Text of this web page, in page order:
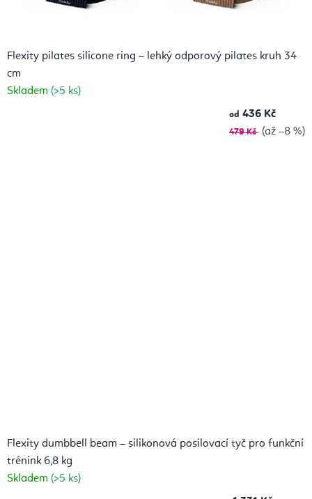
Flexity pilates silicone ring – lehký odporový pilates kruh 34
cm
Skladem (>5 ks)
od 436 Kč
479 Kč (až –8 %)
Flexity dumbbell beam – silikonová posilovací tyč pro funkční
trénink 6,8 kg
Skladem (>5 ks)